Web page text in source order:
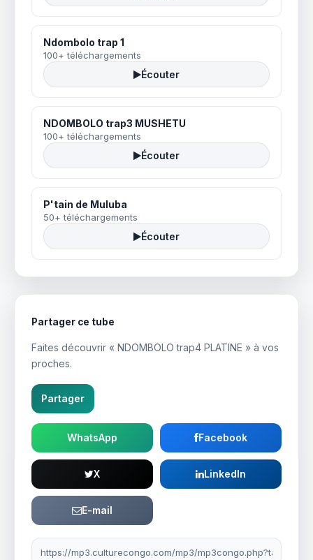
Ndombolo trap 1
100+ téléchargements
Écouter
NDOMBOLO trap3 MUSHETU
100+ téléchargements
Écouter
P'tain de Muluba
50+ téléchargements
Écouter
Partager ce tube
Faites découvrir « NDOMBOLO trap4 PLATINE » à vos
proches.
Partager
WhatsApp Facebook
X LinkedIn
E-mail
Lien à partager